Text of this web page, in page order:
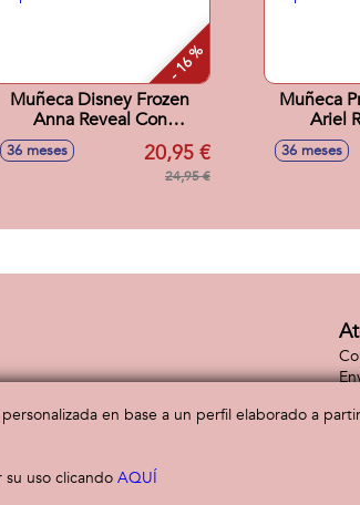
- 16 %
Muñeca Disney Frozen
Anna Reveal Con
Accesorio Sorpresa
33x18x8 cm.
36 meses 20,95 €
24,95 €
Muñeca
Ariel
36 meses
en base a un perfil elaborado a
uso clicando AQUÍ